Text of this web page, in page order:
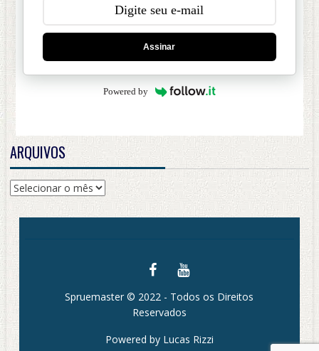
Assinar
Powered by
ARQUIVOS
Arquivos
Spruemaster © 2022 - Todos os Direitos
Reservados
Powered by Lucas Rizzi